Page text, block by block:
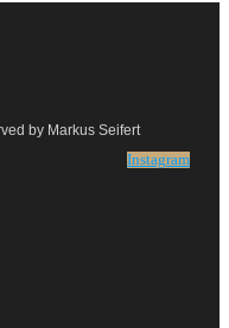
by Markus Seifert
Instagram